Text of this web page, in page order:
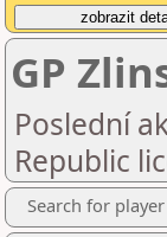
GP
Poslední
Republic
Search for player